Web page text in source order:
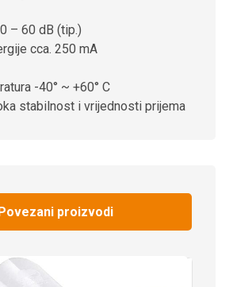
– 60 dB (tip.)
cca. 250 mA
-40° ~ +60° C
stabilnost i vrijednosti prijema
proizvodi